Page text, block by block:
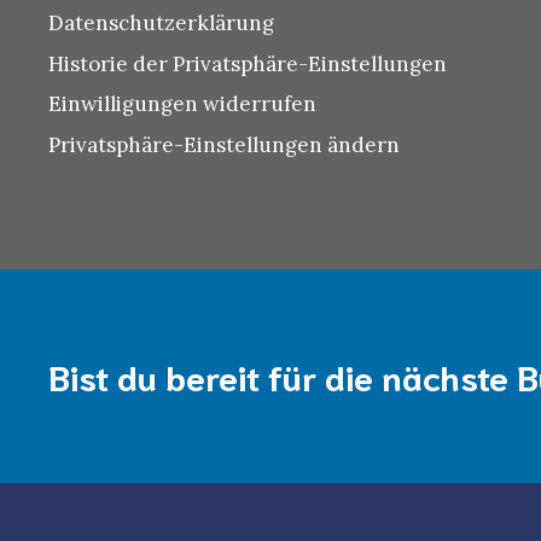
Datenschutzerklärung
Historie der Privatsphäre-Einstellungen
Einwilligungen widerrufen
Privatsphäre-Einstellungen ändern
Bist du bereit für die nächste